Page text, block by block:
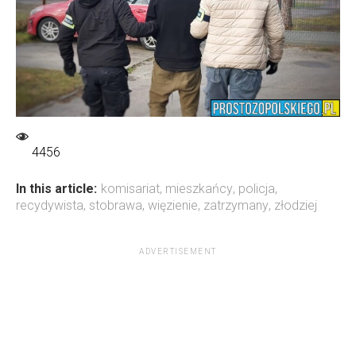
4456
In this article: komisariat, mieszkańcy, policja,
recydywista, stobrawa, więzienie, zatrzymany, złodziej
ADVERTISEMENT